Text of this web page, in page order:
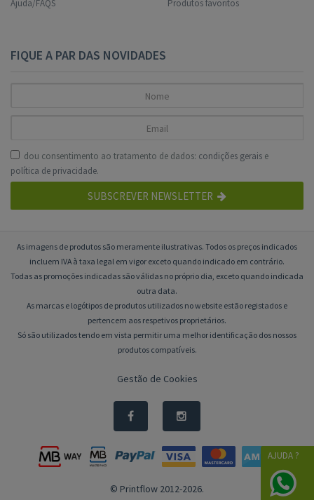
Ajuda/FAQS
Produtos favoritos
FIQUE A PAR DAS NOVIDADES
dou consentimento ao tratamento de dados: condições gerais e
política de privacidade.
SUBSCREVER NEWSLETTER
As imagens de produtos são meramente ilustrativas. Todos os preços indicados
incluem IVA à taxa legal em vigor exceto quando indicado em contrário.
Todas as promoções indicadas são válidas no próprio dia, exceto quando indicada
outra data.
As marcas e logótipos de produtos utilizados no website estão registados e
pertencem aos respetivos proprietários.
Só são utilizados tendo em vista permitir uma melhor identificação dos nossos
produtos compatíveis.
Gestão de Cookies
© Printflow 2012-2026.
AJUDA ?